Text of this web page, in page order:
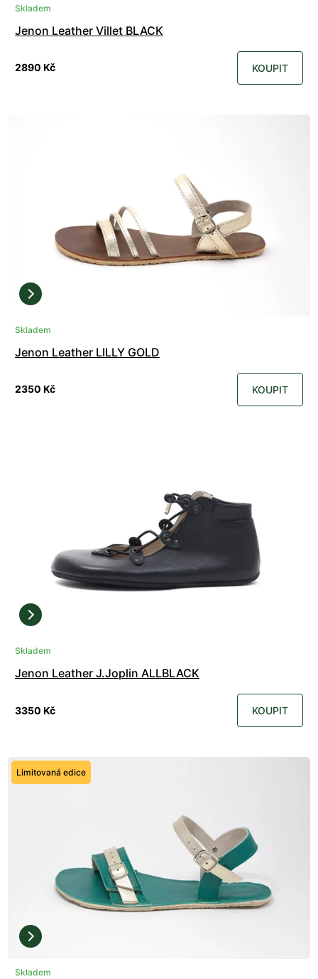
Skladem
Jenon Leather Villet BLACK
2890 Kč KOUPIT
Skladem
Jenon Leather LILLY GOLD
2350 Kč KOUPIT
Skladem
Jenon Leather J.Joplin ALLBLACK
3350 Kč KOUPIT
Limitovaná edice
Skladem